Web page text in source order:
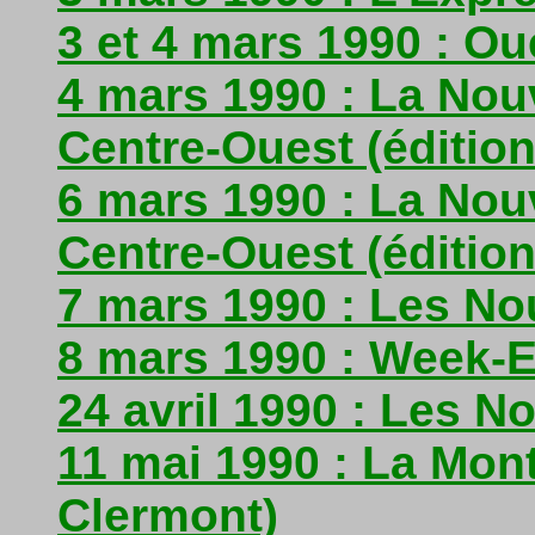
3 et 4 mars 1990 :
4 mars 1990 : La
Centre-Ouest
6 mars 1990 : La
Centre-Ouest
7 mars 1990 : Les
8 mars 1990 : Week-
24 avril 1990 : Les
11 mai 1990 : La
Clermont)